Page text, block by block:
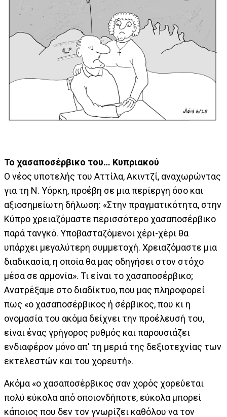
Το χασαποσέρβικο του… Κυπριακού
Ο νέος υποτελής του Αττίλα, Ακιντζί, αναχωρώντας
για τη Ν. Υόρκη, προέβη σε μια περίεργη όσο και
αξιοσημείωτη δήλωση: «Στην πραγματικότητα, στην
Κύπρο χρειαζόμαστε περισσότερο χασαποσέρβικο
παρά τανγκό. Υποβασταζόμενοι χέρι-χέρι θα
υπάρχει μεγαλύτερη συμμετοχή. Χρειαζόμαστε μια
διαδικασία, η οποία θα μας οδηγήσει στον στόχο
μέσα σε αρμονία». Τι είναι το χασαποσέρβικο;
Ανατρέξαμε στο διαδίκτυο, που μας πληροφορεί
πως «ο χασαποσέρβικος ή σέρβικος, που κι η
ονομασία του ακόμα δείχνει την προέλευσή του,
είναι ένας γρήγορος ρυθμός και παρουσιάζει
ενδιαφέρoν μόνο απ' τη μεριά της δεξιοτεχνίας των
εκτελεστών και του χορευτή».
Ακόμα «ο χασαποσέρβικος σαν χορός χορεύεται
πολύ εύκολα από οποιονδήποτε, εύκολα μπορεί
κάποιος που δεν τον γνωρίζει καθόλου να τον